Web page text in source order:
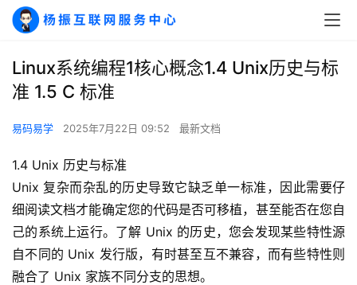
Linux系统编程1核心概念1.4 Unix历史与标
准 1.5 C 标准
易码易学 2025年7月22日 09:52 最新文档
1.4 Unix 历史与标准
Unix 复杂而杂乱的历史导致它缺乏单一标准，因此需要仔
细阅读文档才能确定您的代码是否可移植，甚至能否在您自
己的系统上运行。了解 Unix 的历史，您会发现某些特性源
自不同的 Unix 发行版，有时甚至互不兼容，而有些特性则
融合了 Unix 家族不同分支的思想。